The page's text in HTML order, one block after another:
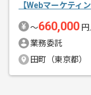
【Webマーケティ
〜660,000 円
業務委託
田町（東京都）